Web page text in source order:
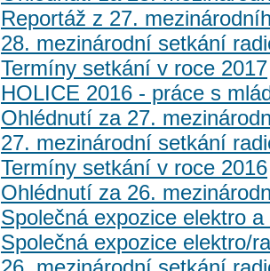
Reportáž z 27.
28. mezinárodní setkání
Termíny setkání v roce 2017
HOLICE 2016 - práce s
Ohlédnutí za 27.
27. mezinárodní setkání
Termíny setkání v roce 2016
Ohlédnutí za 26.
Společná expozice elektro
Společná expozice elektro/